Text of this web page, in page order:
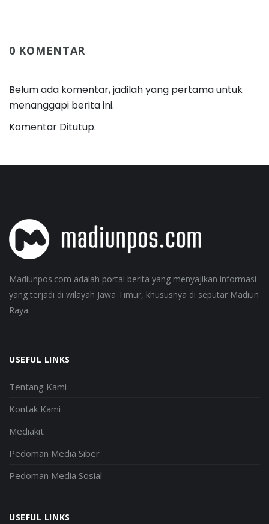
0 KOMENTAR
Belum ada komentar, jadilah yang pertama untuk
menanggapi berita ini.
Komentar Ditutup.
Madiunpos.com adalah portal berita yang menyajikan informasi
yang terjadi di wilayah Jawa Timur, khususnya di seputar Madiun
Raya.
USEFUL LINKS
Tentang Kami
Kontak Kami
Mediakit
Pedoman Media Siber
Pedoman Media Sosial
USEFUL LINKS